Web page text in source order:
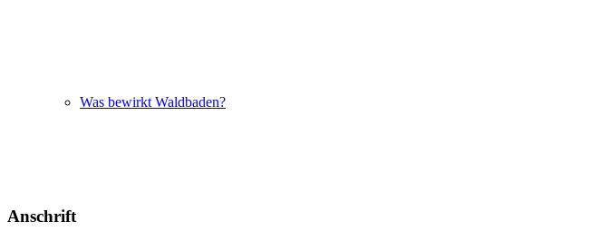
Was bewirkt Waldbaden?
Anschrift